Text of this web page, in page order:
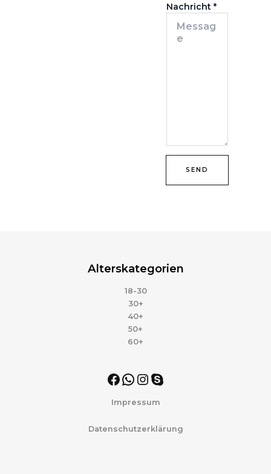
Nachricht *
SEND
Alterskategorien
18-30
30+
40+
50+
60+
Impressum
Datenschutzerklärung